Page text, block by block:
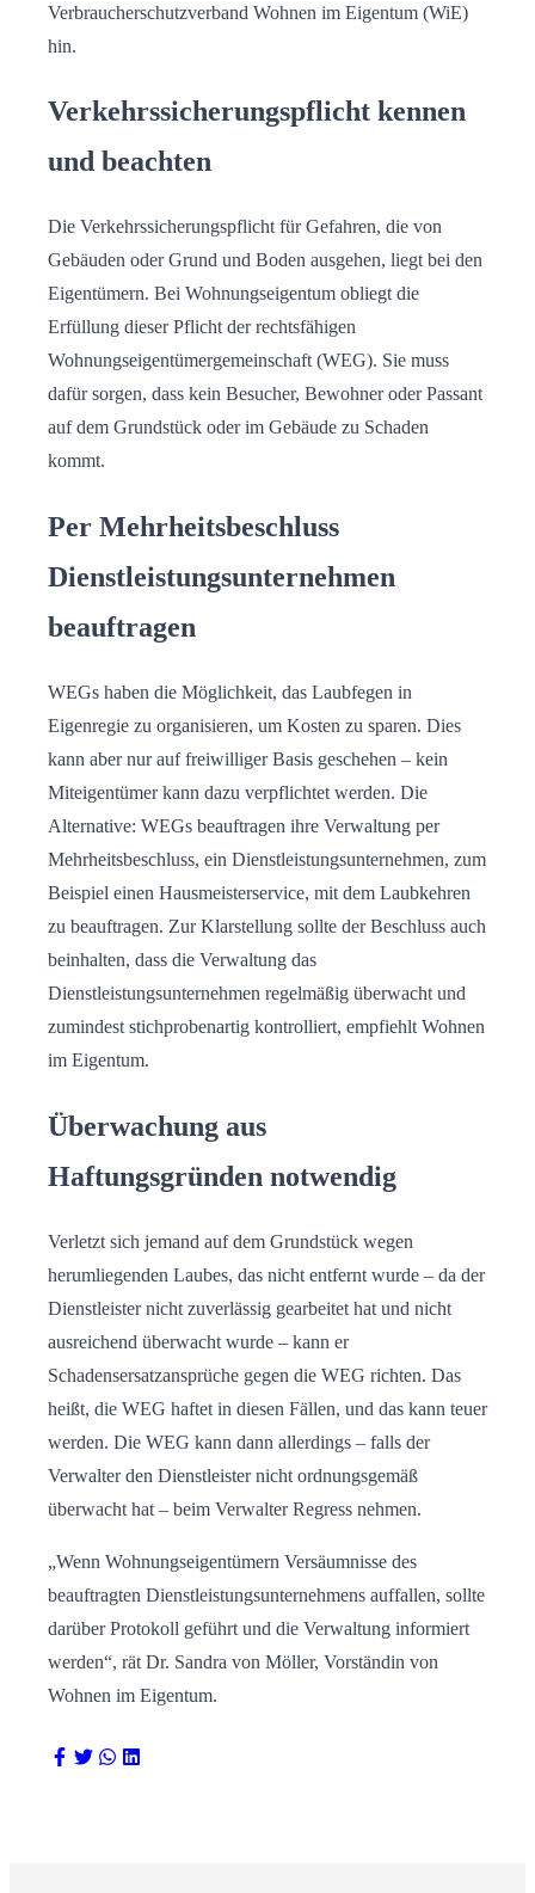
Verbraucherschutzverband Wohnen im Eigentum (WiE)
hin.
Verkehrssicherungspflicht kennen
und beachten
Die Verkehrssicherungspflicht für Gefahren, die von
Gebäuden oder Grund und Boden ausgehen, liegt bei den
Eigentümern. Bei Wohnungseigentum obliegt die
Erfüllung dieser Pflicht der rechtsfähigen
Wohnungseigentümergemeinschaft (WEG). Sie muss
dafür sorgen, dass kein Besucher, Bewohner oder Passant
auf dem Grundstück oder im Gebäude zu Schaden
kommt.
Per Mehrheitsbeschluss
Dienstleistungsunternehmen
beauftragen
WEGs haben die Möglichkeit, das Laubfegen in
Eigenregie zu organisieren, um Kosten zu sparen. Dies
kann aber nur auf freiwilliger Basis geschehen – kein
Miteigentümer kann dazu verpflichtet werden. Die
Alternative: WEGs beauftragen ihre Verwaltung per
Mehrheitsbeschluss, ein Dienstleistungsunternehmen, zum
Beispiel einen Hausmeisterservice, mit dem Laubkehren
zu beauftragen. Zur Klarstellung sollte der Beschluss auch
beinhalten, dass die Verwaltung das
Dienstleistungsunternehmen regelmäßig überwacht und
zumindest stichprobenartig kontrolliert, empfiehlt Wohnen
im Eigentum.
Überwachung aus
Haftungsgründen notwendig
Verletzt sich jemand auf dem Grundstück wegen
herumliegenden Laubes, das nicht entfernt wurde – da der
Dienstleister nicht zuverlässig gearbeitet hat und nicht
ausreichend überwacht wurde – kann er
Schadensersatzansprüche gegen die WEG richten. Das
heißt, die WEG haftet in diesen Fällen, und das kann teuer
werden. Die WEG kann dann allerdings – falls der
Verwalter den Dienstleister nicht ordnungsgemäß
überwacht hat – beim Verwalter Regress nehmen.
„Wenn Wohnungseigentümern Versäumnisse des
beauftragten Dienstleistungsunternehmens auffallen, sollte
darüber Protokoll geführt und die Verwaltung informiert
werden“, rät Dr. Sandra von Möller, Vorständin von
Wohnen im Eigentum.